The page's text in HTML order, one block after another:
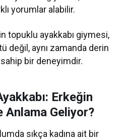
yorumlar alabilir.
topuklu ayakkabı giymesi,
değil, aynı zamanda derin
bir deneyimdir.
Erkeğin
Anlama Geliyor?
sıkça kadına ait bir